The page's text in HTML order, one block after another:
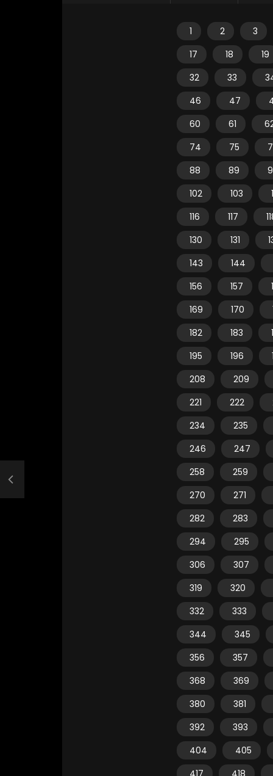
1 2
3
17
18
19
32
33
46
47
60
61
74
75
88
89
102
103
116
117
130
131
143
144
156
157
169
170
182
183
195
196
208
209
221
222
234
235
246
247
258
259
270
271
282
283
294
295
306
307
319
320
332
333
344
345
356
357
368
369
380
381
392
393
404
405